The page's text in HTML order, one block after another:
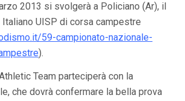
2013 si svolgerà a Policiano (Ar), il
Italiano UISP di corsa campestre
59-campionato-nazionale-
).
Team parteciperà con la
che dovrà confermare la bella prova